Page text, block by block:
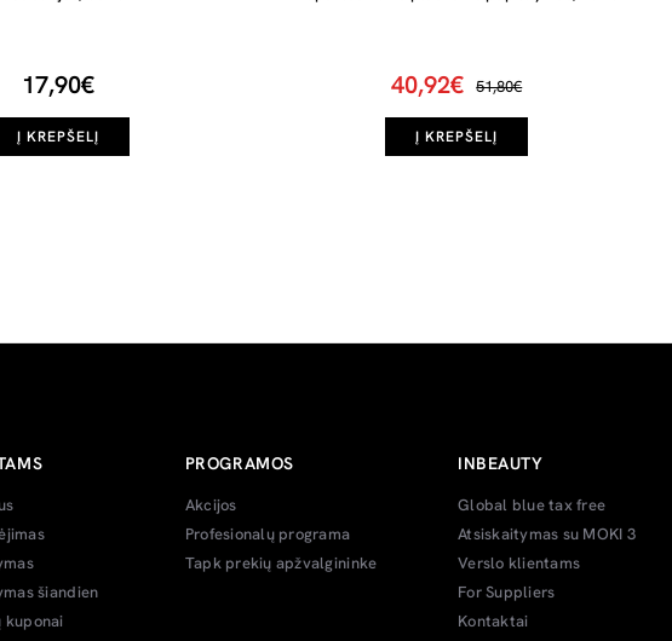
17,90€
Į KREPŠELĮ
40,92€ 51,80€
Į KREPŠELĮ
šiandien
kuponai
PROGRAMOS
Akcijos
Profesionalų programa
Tapk prekių apžvalgininke
INBEAUTY
Global blue tax free
Atsiskaitymas su MOKI 3
Verslo klientams
For Suppliers
Kontaktai